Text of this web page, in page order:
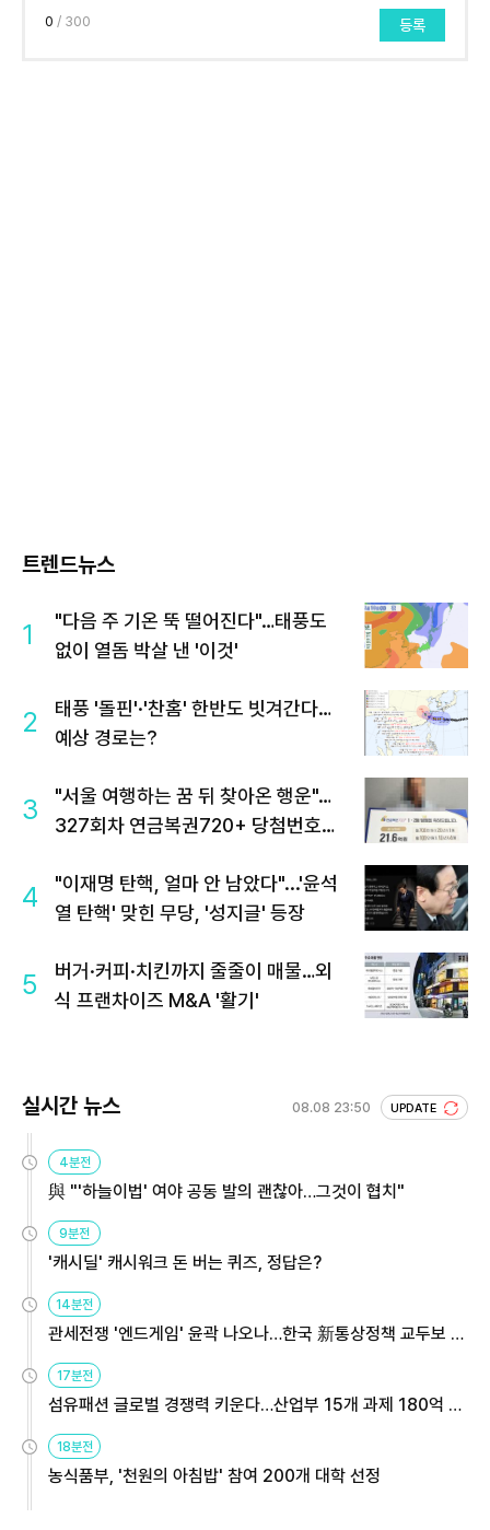
0 / 300 등록
트렌드뉴스
1
"다음 주 기온 뚝 떨어진다"…태풍도
없이 열돔 박살 낸 '이것'
2
태풍 '돌핀'·'찬홈' 한반도 빗겨간다…
예상 경로는?
3
"서울 여행하는 꿈 뒤 찾아온 행운"…
327회차 연금복권720+ 당첨번호조
4
"이재명 탄핵, 얼마 안 남았다"...'윤석
열 탄핵' 맞힌 무당, '성지글' 등장
5
버거·커피·치킨까지 줄줄이 매물…외
식 프랜차이즈 M&A '활기'
실시간 뉴스 08.08 23:50 UPDATE
4분전
與 "'하늘이법' 여야 공동 발의 괜찮아…그것이 협치"
9분전
'캐시딜' 캐시워크 돈 버는 퀴즈, 정답은?
14분전
관세전쟁 '엔드게임' 윤곽 나오나…한국 新통상정책 교두보 활
17분전
섬유패션 글로벌 경쟁력 키운다…산업부 15개 과제 180억 지
18분전
농식품부, '천원의 아침밥' 참여 200개 대학 선정